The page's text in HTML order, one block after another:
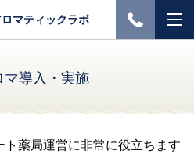
マティックラボ
マ導入・実施
薬局運営に非常に役立ちます